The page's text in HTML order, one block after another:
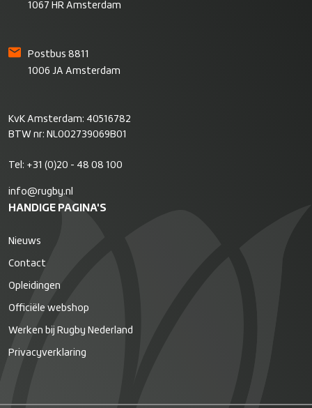
1067 HR Amsterdam
Postbus 8811
1006 JA Amsterdam
KvK Amsterdam: 40516782
BTW nr: NL002739069B01
Tel: +31 (0)20 - 48 08 100
info@rugby.nl
HANDIGE PAGINA'S
Nieuws
Contact
Opleidingen
Officiële webshop
Werken bij Rugby Nederland
Privacyverklaring